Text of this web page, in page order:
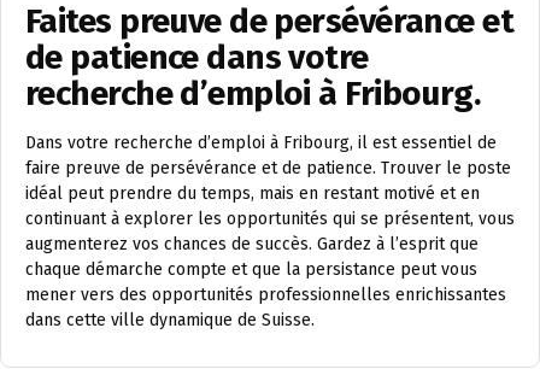
Faites preuve de persévérance et
de patience dans votre
recherche d’emploi à Fribourg.
Dans votre recherche d’emploi à Fribourg, il est essentiel de
faire preuve de persévérance et de patience. Trouver le poste
idéal peut prendre du temps, mais en restant motivé et en
continuant à explorer les opportunités qui se présentent, vous
augmenterez vos chances de succès. Gardez à l’esprit que
chaque démarche compte et que la persistance peut vous
mener vers des opportunités professionnelles enrichissantes
dans cette ville dynamique de Suisse.